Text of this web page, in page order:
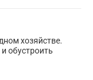
хозяйстве.
обустроить